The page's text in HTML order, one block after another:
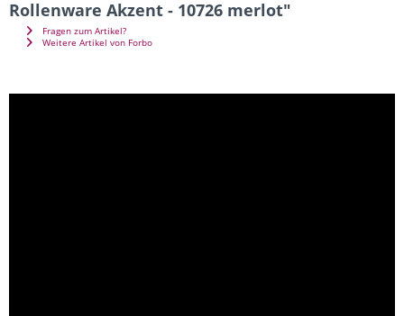
Rollenware Akzent - 10726 merlot"
Fragen zum Artikel?
Weitere Artikel von Forbo